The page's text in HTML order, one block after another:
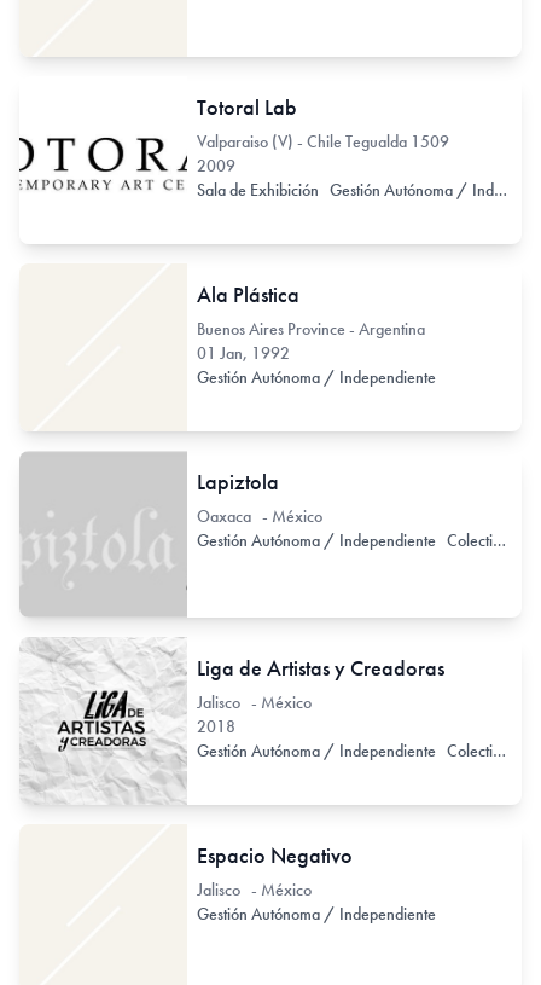
Totoral Lab
Valparaiso (V) - Chile Tegualda 1509
2009
Sala de Exhibición Gestión Autónoma / Independiente
Ala Plástica
Buenos Aires Province - Argentina
01 Jan, 1992
Gestión Autónoma / Independiente
Lapiztola
Oaxaca - México
Gestión Autónoma / Independiente Colectivo de Arte / Colectivo de Artistas
Liga de Artistas y Creadoras
Jalisco - México
2018
Gestión Autónoma / Independiente Colectivo de Arte / Colectivo de Artistas
Espacio Negativo
Jalisco - México
Gestión Autónoma / Independiente